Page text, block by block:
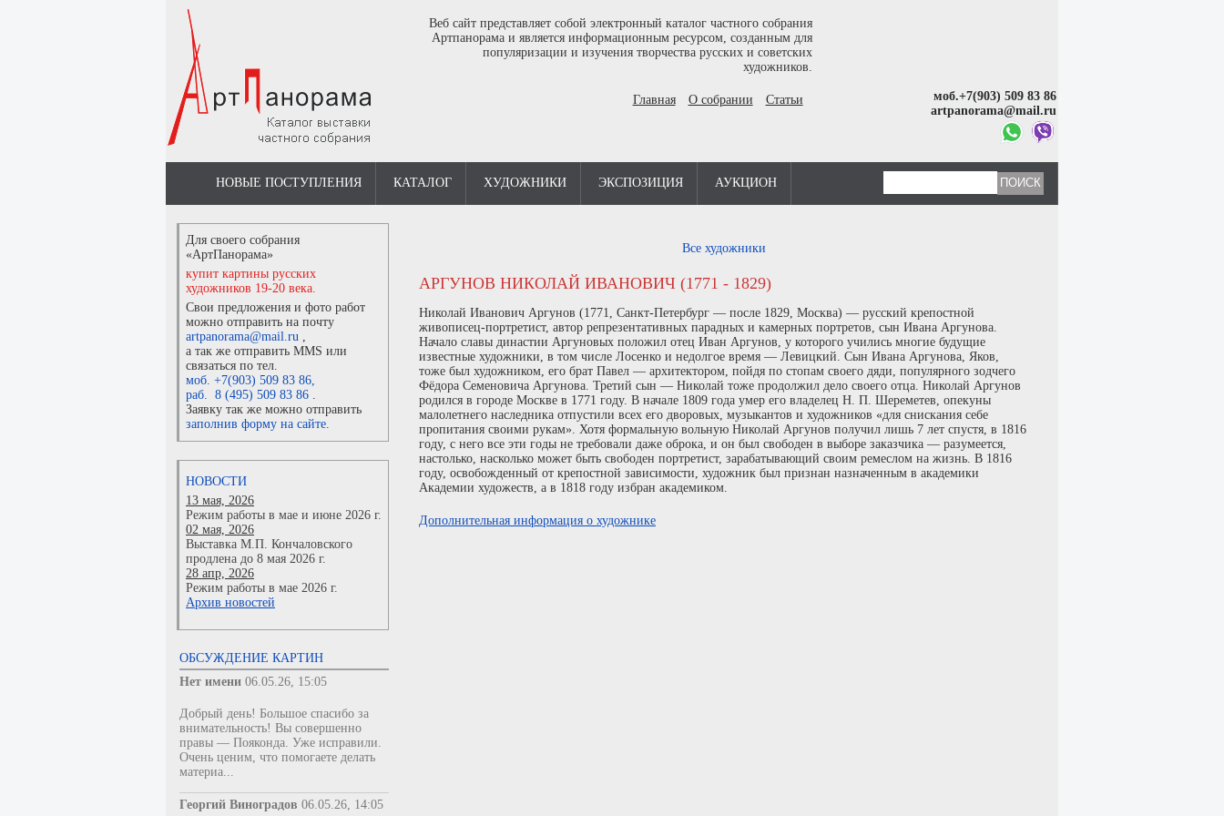
Веб сайт представляет собой электронный каталог частного собрания
Артпанорама и является информационным ресурсом, созданным для
популяризации и изучения творчества русских и советских
художников.
Главная О собрании Статьи
моб.+7(903) 509 83 86
artpanorama@mail.ru
НОВЫЕ ПОСТУПЛЕНИЯ КАТАЛОГ ХУДОЖНИКИ ЭКСПОЗИЦИЯ АУКЦИОН
Для своего собрания
«АртПанорама»
купит картины русских
художников 19-20 века.
Свои предложения и фото работ
можно отправить на почту
artpanorama@mail.ru ,
а так же отправить MMS или
связаться по тел.
моб. +7(903) 509 83 86,
раб. 8 (495) 509 83 86 .
Заявку так же можно отправить
заполнив форму на сайте.
НОВОСТИ
13 мая, 2026
Режим работы в мае и июне 2026 г.
02 мая, 2026
Выставка М.П. Кончаловского
продлена до 8 мая 2026 г.
28 апр, 2026
Режим работы в мае 2026 г.
Архив новостей
ОБСУЖДЕНИЕ КАРТИН
Нет имени 06.05.26, 15:05
Добрый день! Большое спасибо за
внимательность! Вы совершенно
правы — Пояконда. Уже исправили.
Очень ценим, что помогаете делать
материа...
Георгий Виноградов 06.05.26, 14:05
Все художники
АРГУНОВ НИКОЛАЙ ИВАНОВИЧ (1771 - 1829)
Николай Иванович Аргунов (1771, Санкт-Петербург — после 1829, Москва) — русский крепостной
живописец-портретист, автор репрезентативных парадных и камерных портретов, сын Ивана Аргунова.
Начало славы династии Аргуновых положил отец Иван Аргунов, у которого учились многие будущие
известные художники, в том числе Лосенко и недолгое время — Левицкий. Сын Ивана Аргунова, Яков,
тоже был художником, его брат Павел — архитектором, пойдя по стопам своего дяди, популярного зодчего
Фёдора Семеновича Аргунова. Третий сын — Николай тоже продолжил дело своего отца. Николай Аргунов
родился в городе Москве в 1771 году. В начале 1809 года умер его владелец Н. П. Шереметев, опекуны
малолетнего наследника отпустили всех его дворовых, музыкантов и художников «для снискания себе
пропитания своими рукам». Хотя формальную вольную Hиколай Аргунов получил лишь 7 лет спустя, в 1816
году, с него все эти годы не требовали даже оброка, и он был свободен в выборе заказчика — разумеется,
настолько, насколько может быть свободен портретист, зарабатывающий своим ремеслом на жизнь. В 1816
году, освобожденный от крепостной зависимости, художник был признан назначенным в академики
Академии художеств, а в 1818 году избран академиком.
Дополнительная информация о художнике